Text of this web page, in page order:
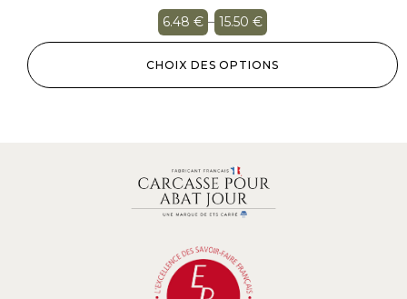
6.48 € – 15.50 €
CHOIX DES OPTIONS